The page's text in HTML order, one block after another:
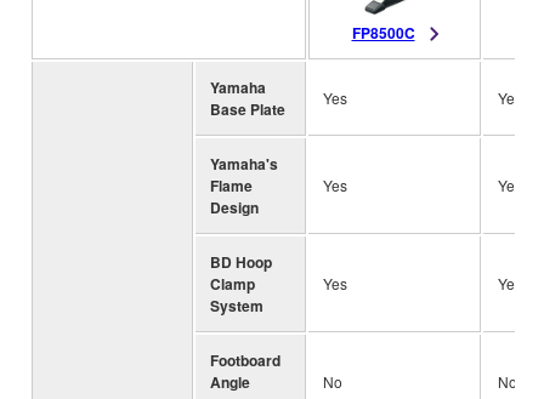
FP8500C
Yamaha
Base Plate
Yes Yes
Yamaha's
Flame
Design
Yes Yes
BD Hoop
Clamp
System
Yes Yes
Footboard
Angle
No No